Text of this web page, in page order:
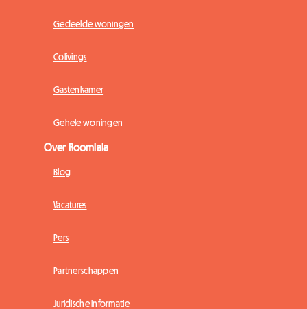
Gedeelde woningen
Colivings
Gastenkamer
Gehele woningen
Over Roomlala
Blog
Vacatures
Pers
Partnerschappen
Juridische informatie